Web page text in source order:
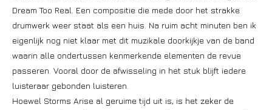
Dream Too Real. Een compositie die mede door het strakke
drumwerk weer staat als een huis. Na ruim acht minuten ben ik
eigenlijk nog niet klaar met dit muzikale doorkijkje van de band
waarin alle ondertussen kenmerkende elementen de revue
passeren. Vooral door de afwisseling in het stuk blijft iedere
luisteraar gebonden luisteren.
Hoewel Storms Arise al geruime tijd uit is, is het zeker de